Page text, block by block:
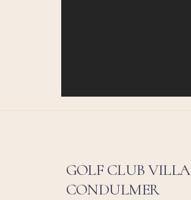
GOLF CLUB VILLA
CONDULMER